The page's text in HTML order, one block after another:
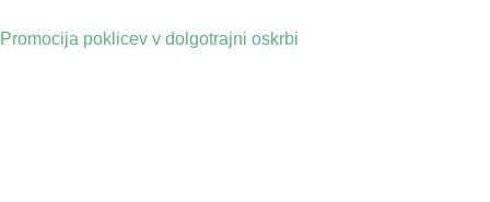
Promocija poklicev v dolgotrajni oskrbi